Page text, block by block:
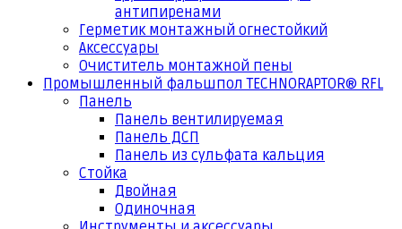
антипиренами
Герметик монтажный огнестойкий
Аксессуары
Очиститель монтажной пены
Промышленный фальшпол TECHNORAPTOR® RFL
Панель
Панель вентилируемая
Панель ДСП
Панель из сульфата кальция
Стойка
Двойная
Одиночная